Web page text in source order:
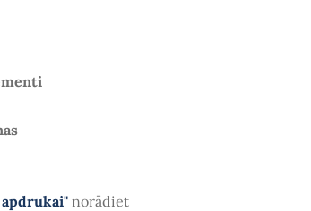
norādiet